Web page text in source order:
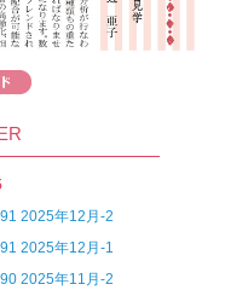
2025年12月-2
2025年12月-1
2025年11月-2